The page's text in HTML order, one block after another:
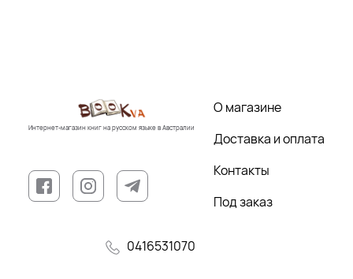
Интернет-магазин книг на русском языке в Австралии
О магазине
Доставка и оплата
Контакты
Под заказ
0416531070